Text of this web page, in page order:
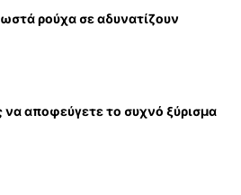
ρούχα σε αδυνατίζουν
αποφεύγετε το συχνό ξύρισμα